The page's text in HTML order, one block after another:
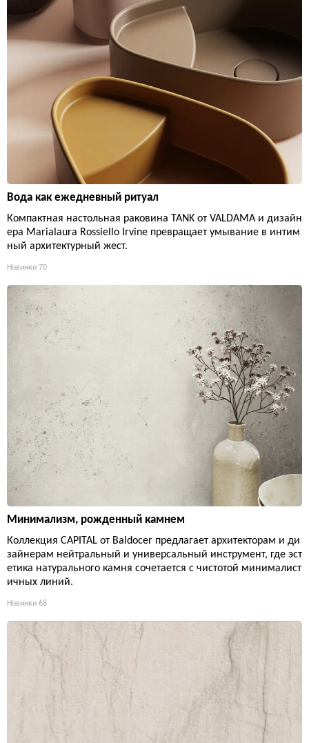
Вода как ежедневный ритуал
Компактная настольная раковина TANK от VALDAMA и дизайн
ера Marialaura Rossiello Irvine превращает умывание в интим
ный архитектурный жест.
Новинки 70
Минимализм, рожденный камнем
Коллекция CAPITAL от Baldocer предлагает архитекторам и ди
зайнерам нейтральный и универсальный инструмент, где эст
етика натурального камня сочетается с чистотой минималист
ичных линий.
Новинки 68